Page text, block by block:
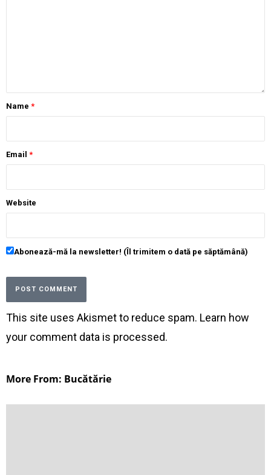
Name *
Email *
Website
Abonează-mă la newsletter! (Îl trimitem o dată pe săptămână)
This site uses Akismet to reduce spam. Learn how
your comment data is processed.
More From: Bucătărie